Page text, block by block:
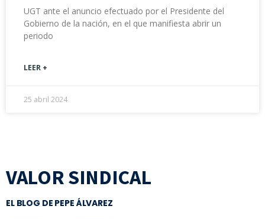
UGT ante el anuncio efectuado por el Presidente del
Gobierno de la nación, en el que manifiesta abrir un
periodo
LEER +
25 abril 2024
VALOR SINDICAL
EL BLOG DE PEPE ÁLVAREZ